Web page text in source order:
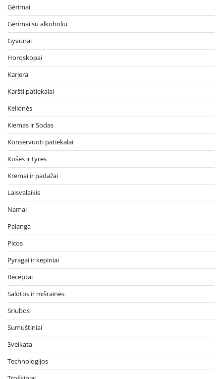
Gėrimai
Gėrimai su alkoholiu
Gyvūnai
Horoskopai
Karjera
Karšti patiekalai
Kelionės
Kiemas ir Sodas
Konservuoti patiekalai
Košės ir tyrės
Kremai ir padažai
Laisvalaikis
Namai
Palanga
Picos
Pyragai ir kepiniai
Receptai
Salotos ir mišrainės
Sriubos
Sumuštiniai
Sveikata
Technologijos